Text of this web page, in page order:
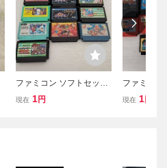
ファミコン ソフトセット
ファミコン FC
現在 1円
ファミコン
ファミコン
現在 1